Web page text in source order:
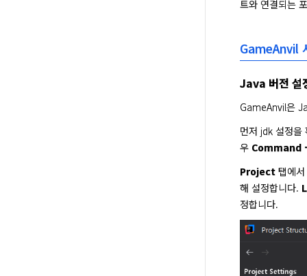
트와 연결되는
GameAnvil
Java 버전 설
GameAnvil은
먼저 jdk 설정을
우 Command
Project 탭에
해 설정합니다.
정합니다.